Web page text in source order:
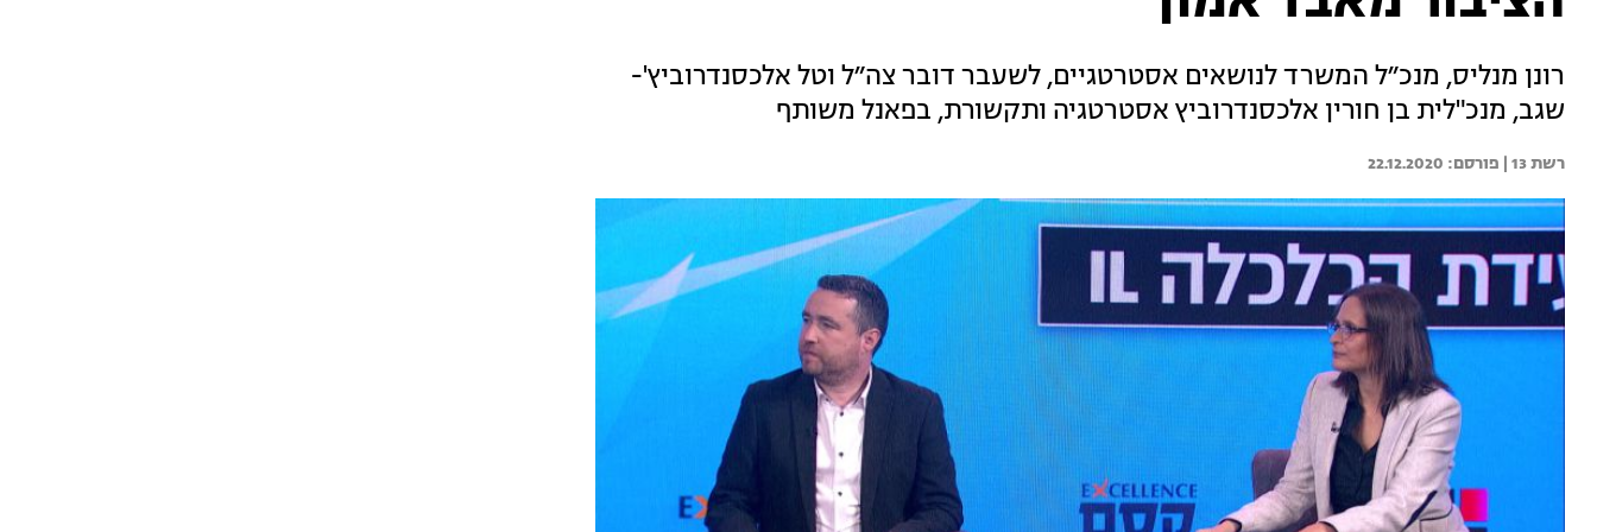
רונן מנליס, מנכ״ל המשרד לנושאים אסטרטגיים, לשעבר דובר צה״ל וטל אלכסנדרוביץ'-
שגב, מנכ"לית בן חורין אלכסנדרוביץ אסטרטגיה ותקשורת, בפאנל משותף
רשת 13 | 22.12.2020